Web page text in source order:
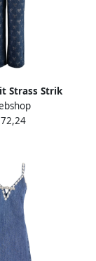
Strass Strik
Jeans
Dames